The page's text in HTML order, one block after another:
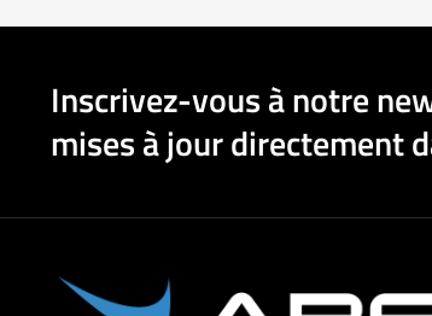
Inscrivez-vous à notre
mises à jour directement